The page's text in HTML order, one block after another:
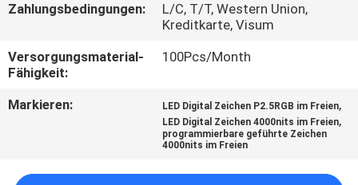
TRETEN
SIE
MIT
UNS
Zahlungsbedingungen:
L/C, T/T, Western Union,
Kreditkarte, Visum
Versorgungsmaterial-
Fähigkeit:
100Pcs/Month
Markieren: LED Digital Zeichen P2.5RGB im Freien,
LED Digital Zeichen 4000nits im Freien,
programmierbare geführte Zeichen
4000nits im Freien